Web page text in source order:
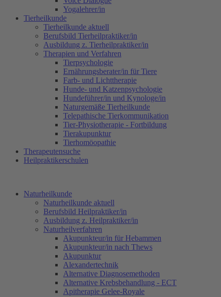
Yogalehrer/in
Tierheilkunde
Tierheilkunde aktuell
Berufsbild Tierheilpraktiker/in
Ausbildung z. Tierheilpraktiker/in
Therapien und Verfahren
Tierpsychologie
Ernährungsberater/in für Tiere
Farb- und Lichttherapie
Hunde- und Katzenpsychologie
Hundeführer/in und Kynologe/in
Naturgemäße Tierheilkunde
Telepathische Tierkommunikation
Tier-Physiotherapie - Fortbildung
Tierakupunktur
Tierhomöopathie
Therapeutensuche
Heilpraktikerschulen
Naturheilkunde
Naturheilkunde aktuell
Berufsbild Heilpraktiker/in
Ausbildung z. Heilpraktiker/in
Naturheilverfahren
Akupunkteur/in für Hebammen
Akupunkteur/in nach Thews
Akupunktur
Alexandertechnik
Alternative Diagnosemethoden
Alternative Krebsbehandlung - ECT
Apitherapie Gelee-Royale